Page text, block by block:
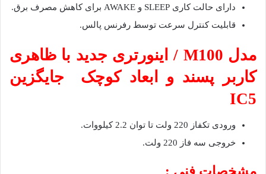
دارای حالت کاری SLEEP و AWAKE برای کاهش مصرف برق.
قابلیت کنترل سرعت توسط رفرنس پالس.
مدل M100 / اینورتری جدید با ظاهری
کاربر پسند و ابعاد کوچک جایگزین
IC5
ورودی تکفاز 220 ولت تا توان 2.2 کیلووات.
خروجی سه فاز 220 ولت.